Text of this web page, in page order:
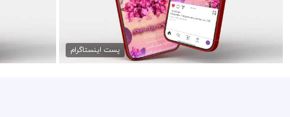
دانلود psd استوری عینک
50,000 تومان
پست اینستاگرام